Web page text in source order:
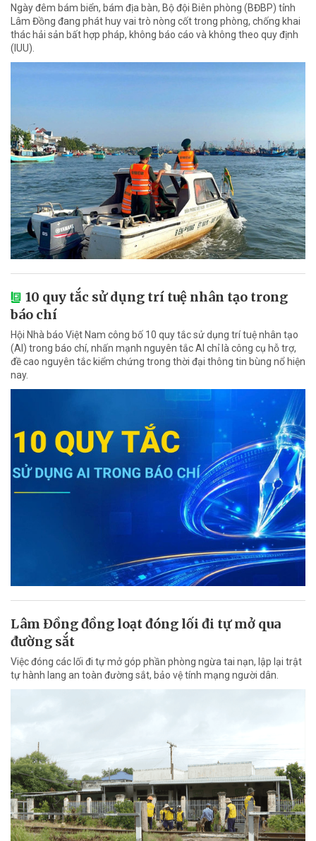
Ngày đêm bám biển, bám địa bàn, Bộ đội Biên phòng (BĐBP) tỉnh
Lâm Đồng đang phát huy vai trò nòng cốt trong phòng, chống khai
thác hải sản bất hợp pháp, không báo cáo và không theo quy định
(IUU).
10 quy tắc sử dụng trí tuệ nhân tạo trong
báo chí
Hội Nhà báo Việt Nam công bố 10 quy tắc sử dụng trí tuệ nhân tạo
(AI) trong báo chí, nhấn mạnh nguyên tắc AI chỉ là công cụ hỗ trợ,
đề cao nguyên tắc kiểm chứng trong thời đại thông tin bùng nổ hiện
nay.
Lâm Đồng đồng loạt đóng lối đi tự mở qua
đường sắt
Việc đóng các lối đi tự mở góp phần phòng ngừa tai nạn, lập lại trật
tự hành lang an toàn đường sắt, bảo vệ tính mạng người dân.